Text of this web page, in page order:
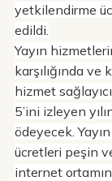
yetkilendirme
edildi.
Yayın
karşılığında
hizmet
5’ini izleyen
ödeyecek.
ücretleri peşin
internet